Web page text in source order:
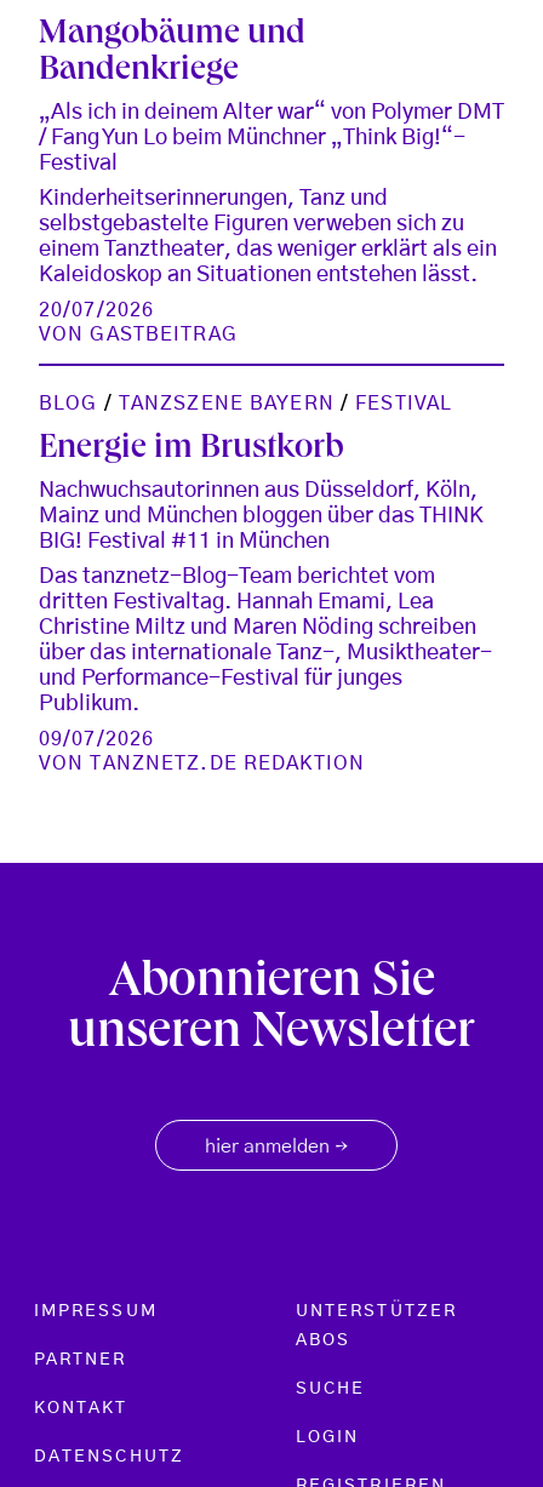
Mangobäume und
Bandenkriege
„Als ich in deinem Alter war“ von Polymer DMT
/ Fang Yun Lo beim Münchner „Think Big!“-
Festival
Kinderheitserinnerungen, Tanz und
selbstgebastelte Figuren verweben sich zu
einem Tanztheater, das weniger erklärt als ein
Kaleidoskop an Situationen entstehen lässt.
20/07/2026
VONGASTBEITRAG
BLOG / TANZSZENE BAYERN / FESTIVAL
Energie im Brustkorb
Nachwuchsautorinnen aus Düsseldorf, Köln,
Mainz und München bloggen über das THINK
BIG! Festival #11 in München
Das tanznetz-Blog-Team berichtet vom
dritten Festivaltag. Hannah Emami, Lea
Christine Miltz und Maren Nöding schreiben
über das internationale Tanz-, Musiktheater-
und Performance-Festival für junges
Publikum.
09/07/2026
VON
TANZNETZ.DE REDAKTION
Abonnieren Sie
unseren Newsletter
hier anmelden →
Footer menu
IMPRESSUM
PARTNER
KONTAKT
DATENSCHUTZ
UNTERSTÜTZER
ABOS
SUCHE
LOGIN